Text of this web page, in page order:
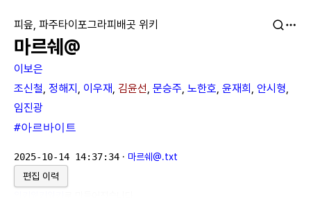
피읖, 파주타이포그라피배곳 위키
마르쉐@
이보은
조신철, 정해지, 이우재, 김윤선, 문승주, 노한호, 윤재희, 안시형,
임진광
#아르바이트
2025-10-14 14:37:34 · 마르쉐@.txt
편집 이력